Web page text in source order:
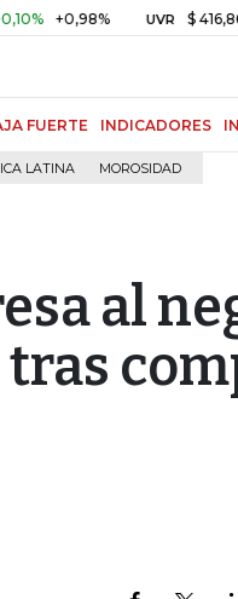
UVR $ 416,86 +$
FUERTE INDICADORES
LATINA MOROSIDAD
al